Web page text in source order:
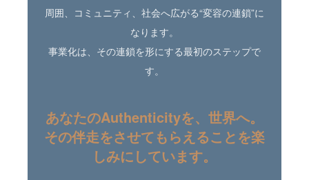
周囲、コミュニティ、社会へ広がる“変容の連鎖”に
なります。
事業化は、その連鎖を形にする最初のステップで
す。
あなたのAuthenticityを、世界へ。
その伴走をさせてもらえることを楽
しみにしています。